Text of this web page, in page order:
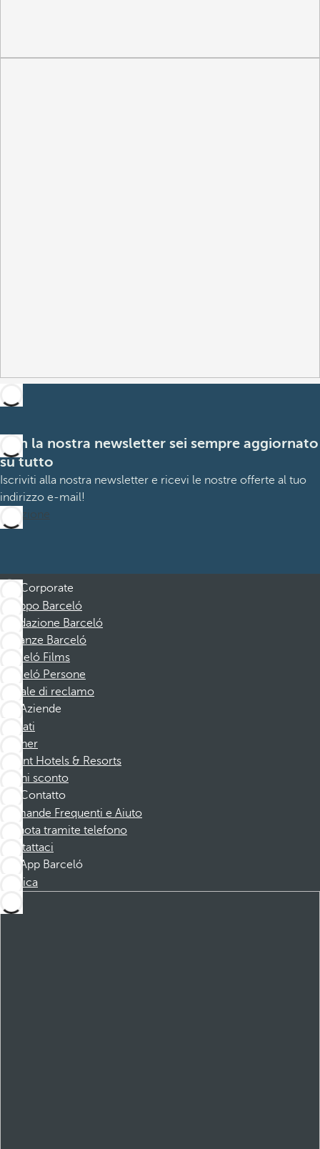
Con la nostra newsletter sei sempre aggiornato
su tutto
Iscriviti alla nostra newsletter e ricevi le nostre offerte al tuo
indirizzo e-mail!
Iscrizione
Corporate
Gruppo Barceló
Fondazione Barceló
Vacanze Barceló
Barceló Films
Barceló Persone
Canale di reclamo
Aziende
Affiliati
Partner
Dorint Hotels & Resorts
Buoni sconto
Contatto
Domande Frequenti e Aiuto
Prenota tramite telefono
Contattaci
App Barceló
Scarica